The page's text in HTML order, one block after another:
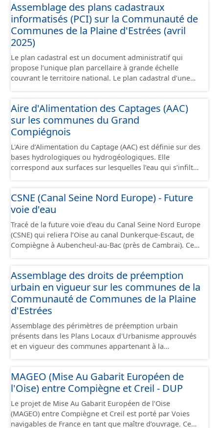
sont désaffectées mais sont toujours physiquement
présentes sur le terrain.
Assemblage des plans cadastraux
informatisés (PCI) sur la Communauté de
Communes de la Plaine d'Estrées (avril
2025)
Le plan cadastral est un document administratif qui
propose l’unique plan parcellaire à grande échelle
couvrant le territoire national. Le plan cadastral d’une
communément appelées « feuilles de plan ». La parcelle
est l’unité cadastrale de base. C’est un terrain d’un seul
tenant situé dans un même lieudit et appartenant à un
même propriétaire. Le plan cadastral au format vecteur
est issu majoritairement de numérisation du plan
cadastral papier ou raster réalisée dans le cadre de
conventions avec les collectivités territoriales. Les plans
(RGF93). Cette ressource propose l'assemblage des
données des feuilles de plan à la commune, elles même
regroupées à l'échelle de la Communauté de Communes
de la Plaine d'Estrées.
Aire d'Alimentation des Captages (AAC)
sur les communes du Grand
Compiégnois
L'Aire d’Alimentation du Captage (AAC) est définie sur des
bases hydrologiques ou hydrogéologiques. Elle
correspond aux surfaces sur lesquelles l’eau qui s’infiltre
correspond : - pour un ouvrage de prélèvement destiné
à l'eau potable en eau superficielle : au sous-bassin
éventuellement complété par la surface concernée par
l'apport d'eau souterraine externe à ce bassin versant
(ex: nappe de socle ou nappe d'accompagnement des
à l'eau potable en eau souterraine : au bassin
d’alimentation du ou des points d'eau (lieu des points de
la surface du sol qui contribuent à l’alimentation du
captage). Les notions d’« aire d’alimentation » et de «
bassin d’alimentation » de captages (AAC, BAC) sont ici
considérées comme synonymes. Ce jeu de données
correspond aux périmètres administratifs des AAC et
aux périmètres des sous-secteurs des aires de Baugy et
des Hospices.
CSNE (Canal Seine Nord Europe) - Future
voie d'eau
Tracé de la future voie d'eau du Canal Seine Nord Europe
(CSNE) qui reliera l’Oise au canal Dunkerque-Escaut, de
Compiègne à Aubencheul-au-Bac (près de Cambrai). Ce
jusque 11,40 mètres de large, pouvant contenir 4 400
tonnes de marchandises, soit l'équivalent de 220
camions. Cette ressource est disponible uniquement sur
la partie du sud CSNE.
Assemblage des droits de préemption
urbain en vigueur sur les communes de la
Communauté de Communes de la Plaine
d'Estrées
Assemblage des périmètres de préemption urbain
présents dans les Plans Locaux d'Urbanisme approuvés
et en vigueur des communes appartenant à la
prescriptions nationales du CNIG. Malgré l'attention
portée à la création de ces données, il est rappelé que
seuls les documents papiers font foi et sont opposables
d'un point de vue juridique.
MAGEO (Mise Au Gabarit Européen de
l'Oise) entre Compiègne et Creil - DUP
Le projet de Mise Au Gabarit Européen de l’Oise
(MAGEO) entre Compiègne et Creil est porté par Voies
navigables de France en tant que maître d’ouvrage. Ce